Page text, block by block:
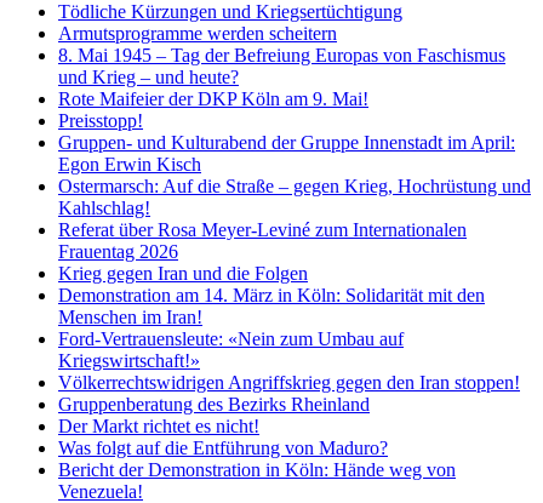
Tödliche Kürzungen und Kriegsertüchtigung
Armutsprogramme werden scheitern
8. Mai 1945 – Tag der Befreiung Europas von Faschismus
und Krieg – und heute?
Rote Maifeier der DKP Köln am 9. Mai!
Preisstopp!
Gruppen- und Kulturabend der Gruppe Innenstadt im April:
Egon Erwin Kisch
Ostermarsch: Auf die Straße – gegen Krieg, Hochrüstung und
Kahlschlag!
Referat über Rosa Meyer-Leviné zum Internationalen
Frauentag 2026
Krieg gegen Iran und die Folgen
Demonstration am 14. März in Köln: Solidarität mit den
Menschen im Iran!
Ford-Vertrauensleute: «Nein zum Umbau auf
Kriegswirtschaft!»
Völkerrechtswidrigen Angriffskrieg gegen den Iran stoppen!
Gruppenberatung des Bezirks Rheinland
Der Markt richtet es nicht!
Was folgt auf die Entführung von Maduro?
Bericht der Demonstration in Köln: Hände weg von
Venezuela!